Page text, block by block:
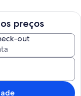
are within 500 m
preços
out